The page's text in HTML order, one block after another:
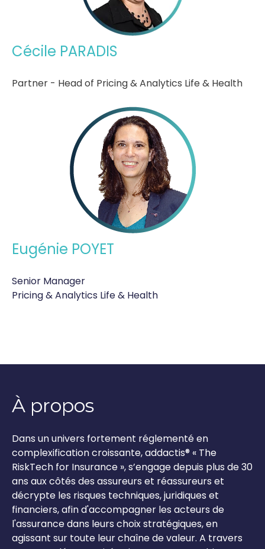
Cécile PARADIS
Partner - Head of Pricing & Analytics Life & Health
Eugénie POYET
Senior Manager
Pricing & Analytics Life & Health
À propos
Dans un univers fortement réglementé en
complexification croissante, addactis® « The
RiskTech for Insurance », s’engage depuis plus de 30
ans aux côtés des assureurs et réassureurs et
décrypte les risques techniques, juridiques et
financiers, afin d'accompagner les acteurs de
l'assurance dans leurs choix stratégiques, en
agissant sur toute leur chaîne de valeur. A travers